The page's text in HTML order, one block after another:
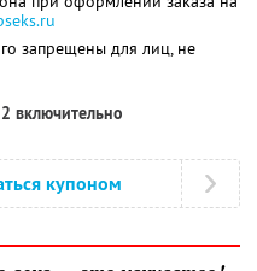
запрещены для лиц, не
включительно
купоном